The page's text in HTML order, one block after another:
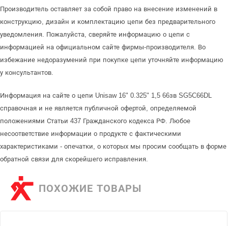
Производитель оставляет за собой право на внесение изменений в
конструкцию, дизайн и комплектацию цепи без предварительного
уведомления. Пожалуйста, сверяйте информацию о цепи с
информацией на официальном сайте фирмы-производителя. Во
избежание недоразумений при покупке цепи уточняйте информацию
у консультантов.
Информация на сайте о цепи Unisaw 16" 0.325" 1,5 66зв SG5C66DL
справочная и не является публичной офертой, определяемой
положениями Статьи 437 Гражданского кодекса РФ. Любое
несоответствие информации о продукте с фактическими
характеристиками - опечатки, о которых мы просим сообщать в форме
обратной связи для скорейшего исправления.
ПОХОЖИЕ ТОВАРЫ